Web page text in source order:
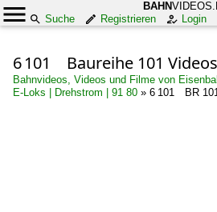
BAHN
Suche
Registrieren Login
6 101 Baureihe 101 Videos
Bahnvideos, Videos und Filme von
E-Loks | Drehstrom | 91 80 » 6 101 BR